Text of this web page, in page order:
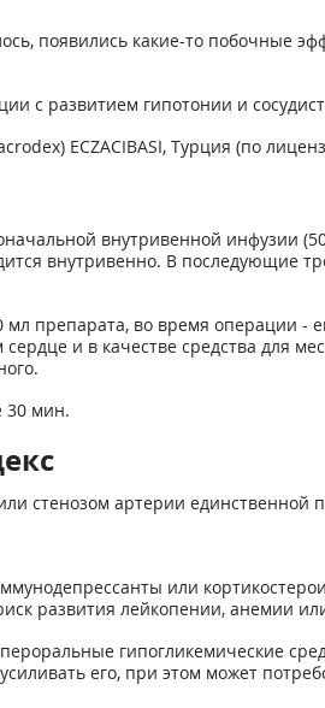
появились какие-то побочные
с развитием гипотонии и
ECZACIBASI, Турция (по
внутривенной инфузии
внутривенно. В последующие
препарата, во время операции -
и в качестве средства для
30 мин.
стенозом артерии единственной
или
развития лейкопении, анемии
гипогликемические
его, при этом может